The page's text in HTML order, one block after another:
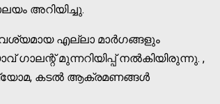
അറിയിച്ചു.
എല്ലാ മാര്‍ഗങ്ങളും
മുന്നറിയിപ്പ് നല്‍കിയിരുന്നു. ,
കടല്‍ ആക്രമണങ്ങള്‍